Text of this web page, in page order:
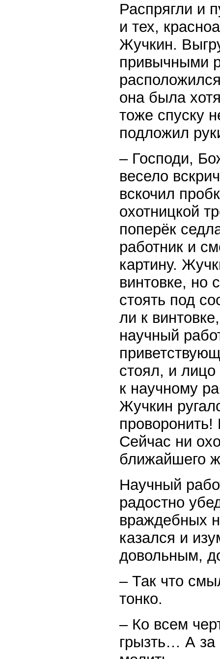
Распрягли и
и тех,
Жучкин.
привычными
она была
тоже спуску
подложил
– Господи,
весело
вскочил
охотницкой
поперёк
работник и
картину.
винтовке, но
стоять под
ли к
научный
стоял, и лицо
к научному
Жучкин
проворонить!
Сейчас ни
ближайшего
Научный
радостно
враждебных
казался и
довольным,
– Так что
тонко.
– Ко всем
грызть… А за